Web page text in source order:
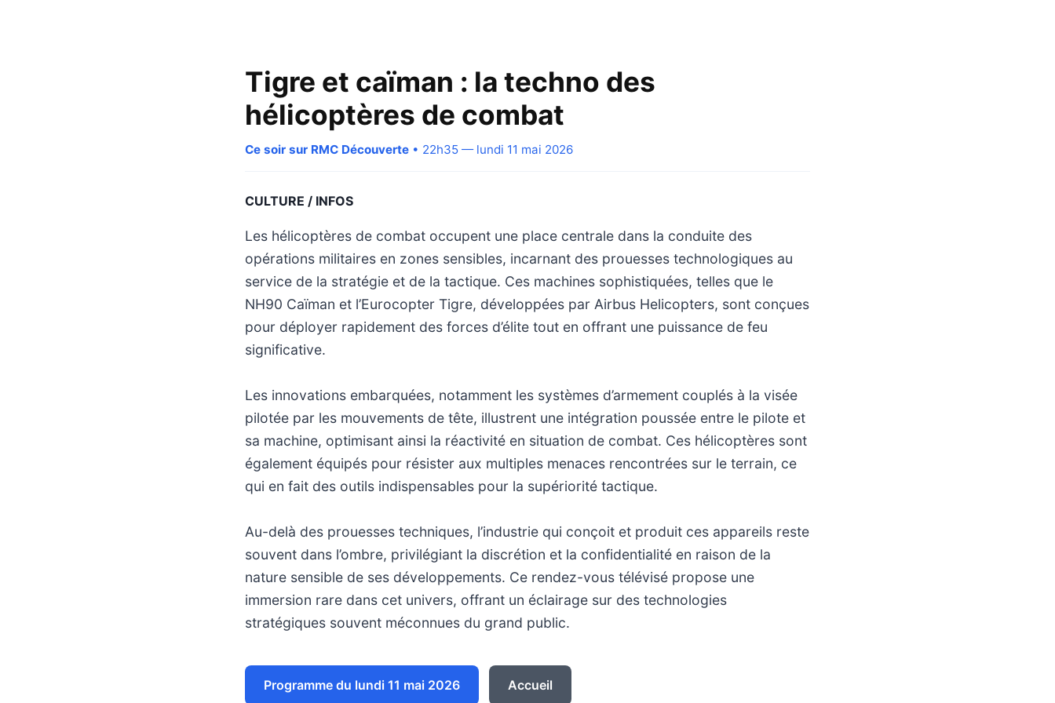
Tigre et caïman : la techno des
hélicoptères de combat
Ce soir sur RMC Découverte • 22h35 — lundi 11 mai 2026
CULTURE / INFOS
Les hélicoptères de combat occupent une place centrale dans la conduite des
opérations militaires en zones sensibles, incarnant des prouesses technologiques au
service de la stratégie et de la tactique. Ces machines sophistiquées, telles que le
NH90 Caïman et l’Eurocopter Tigre, développées par Airbus Helicopters, sont conçues
pour déployer rapidement des forces d’élite tout en offrant une puissance de feu
significative.
Les innovations embarquées, notamment les systèmes d’armement couplés à la visée
pilotée par les mouvements de tête, illustrent une intégration poussée entre le pilote et
sa machine, optimisant ainsi la réactivité en situation de combat. Ces hélicoptères sont
également équipés pour résister aux multiples menaces rencontrées sur le terrain, ce
qui en fait des outils indispensables pour la supériorité tactique.
Au-delà des prouesses techniques, l’industrie qui conçoit et produit ces appareils reste
souvent dans l’ombre, privilégiant la discrétion et la confidentialité en raison de la
nature sensible de ses développements. Ce rendez-vous télévisé propose une
immersion rare dans cet univers, offrant un éclairage sur des technologies
stratégiques souvent méconnues du grand public.
Programme du lundi 11 mai 2026 Accueil